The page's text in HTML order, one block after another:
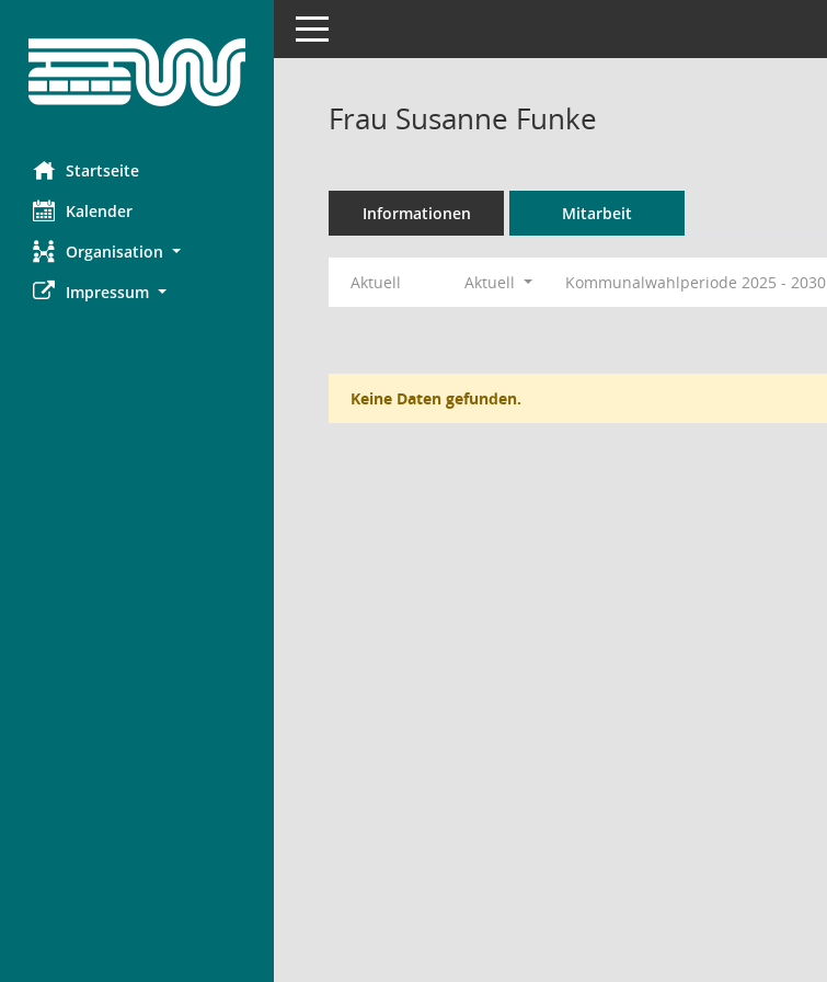
Startseite
Kalender
Organisation
Impressum
Toggle navigation
Frau Susanne Funke
Informationen Mitarbeit
Aktuell Aktuell Kommunalwahlperiode 2025 - 2030
Keine Daten gefunden.